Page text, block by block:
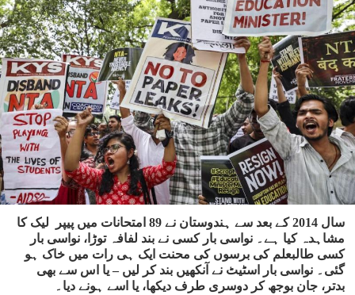
سال 2014 کے بعد سے ہندوستان نے 89 امتحانات میں پیپر لیک کا
مشاہدہ کیا ہے۔ نواسی بار کسی نے بند لفافہ توڑا، نواسی بار
کسی طالبعلم کی برسوں کی محنت ایک ہی رات میں خاک ہو
گئی۔ نواسی بار اسٹیٹ نے آنکھیں بند کر لیں – یا اس سے بھی
بدتر، جان بوجھ کر دوسری طرف دیکھا، یا اسے ہونے دیا۔